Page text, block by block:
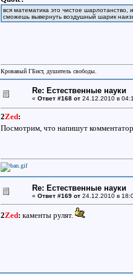
вся математика это чистое шарлотанство,
сможешь вывернуть воздушный шарик
Кровавый ГБист, душитель свободы.
Re: Естественные науки
« Ответ #168 от24.12.2010 в
2Zed:
Посмотрим, что напишут
Re: Естественные науки
« Ответ #169 от24.12.2010 в
2Zed: каменты рулят.